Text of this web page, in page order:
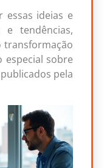
essas ideias e
e tendências,
transformação
especial sobre
pela